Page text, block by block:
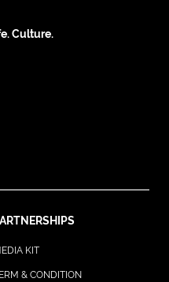
Culture.
KIT
& CONDITION